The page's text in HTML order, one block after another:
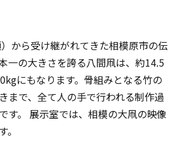
から受け継がれてきた相模原市の伝
一の大きさを誇る八間凧は、約14.5
にもなります。骨組みとなる竹の
まで、全て人の手で行われる制作過
す。 展示室では、相模の大凧の映像